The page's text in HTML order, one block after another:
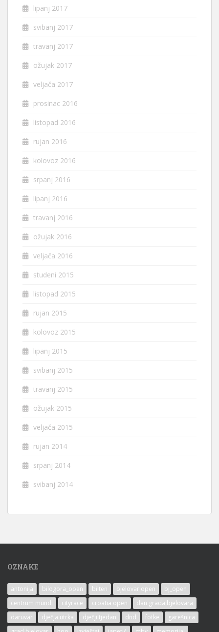
lipanj 2017
svibanj 2017
travanj 2017
ožujak 2017
veljača 2017
prosinac 2016
listopad 2016
rujan 2016
kolovoz 2016
srpanj 2016
lipanj 2016
travanj 2016
ožujak 2016
veljača 2016
studeni 2015
listopad 2015
rujan 2015
kolovoz 2015
lipanj 2015
svibanj 2015
travanj 2015
ožujak 2015
veljača 2015
rujan 2014
srpanj 2014
svibanj 2014
OZNAKE
antonija bilogora_open bilten bjelovar open
bj_open
centrum mundi
cityrace croatia open
dan grada bjelovara
daruvar
dječja utrka dječji tjedan dnd fotke
garešnica